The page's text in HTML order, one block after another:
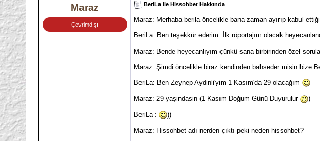
Maraz
Çevrimdışı
BeriLa ile Hissohbet Hakkında
Maraz: Merhaba berila öncelikle bana zaman ayırıp kabul
BeriLa: Ben teşekkür ederim. İlk röportajım olacak
Maraz: Bende heyecanlıyım çünkü sana birbirinden özel
Maraz: Şimdi öncelikle biraz kendinden bahseder misin bize
BeriLa: Ben Zeynep Aydinli'yim 1 Kasım'da 29 olacağım
Maraz: 29 yaşindasin (1 Kasım Doğum Günü Duyurulur )
BeriLa : ))
Maraz: Hissohbet adı nerden çıktı peki neden hissohbet?